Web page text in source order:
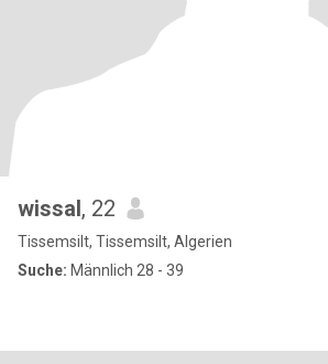
wissal, 22
Tissemsilt, Tissemsilt, Algerien
Suche: Männlich 28 - 39